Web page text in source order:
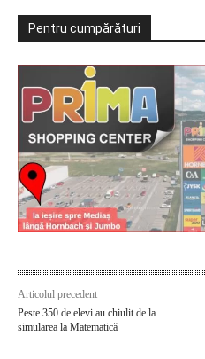
Pentru cumpărături
Articolul precedent
Peste 350 de elevi au chiulit de la
simularea la Matematică